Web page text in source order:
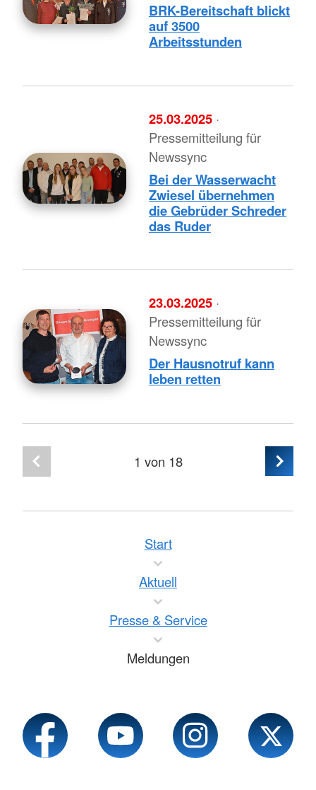
BRK-Bereitschaft blickt
auf 3500
Arbeitsstunden
25.03.2025 ·
Pressemitteilung für
Newssync
Bei der Wasserwacht
Zwiesel übernehmen
die Gebrüder Schreder
das Ruder
23.03.2025 ·
Pressemitteilung für
Newssync
Der Hausnotruf kann
leben retten
1 von 18
Start
Aktuell
Presse & Service
Meldungen